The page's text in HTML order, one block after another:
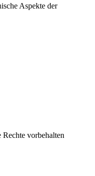
Aspekte der
vorbehalten